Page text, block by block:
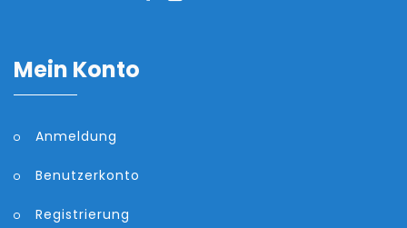
Mein Konto
Anmeldung
Benutzerkonto
Registrierung